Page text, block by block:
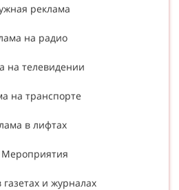
реклама
на радио
на телевидении
на транспорте
в лифтах
Мероприятия
газетах и журналах